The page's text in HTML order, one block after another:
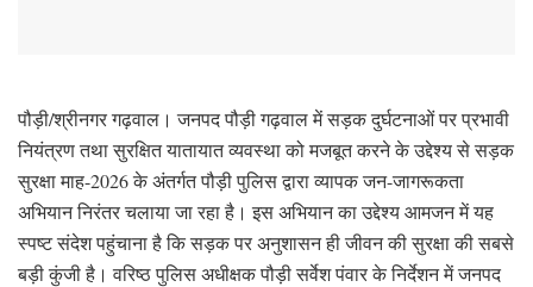
पौड़ी/श्रीनगर गढ़वाल। जनपद पौड़ी गढ़वाल में सड़क दुर्घटनाओं पर प्रभावी
नियंत्रण तथा सुरक्षित यातायात व्यवस्था को मजबूत करने के उद्देश्य से सड़क
सुरक्षा माह-2026 के अंतर्गत पौड़ी पुलिस द्वारा व्यापक जन-जागरूकता
अभियान निरंतर चलाया जा रहा है। इस अभियान का उद्देश्य आमजन में यह
स्पष्ट संदेश पहुंचाना है कि सड़क पर अनुशासन ही जीवन की सुरक्षा की सबसे
बड़ी कुंजी है। वरिष्ठ पुलिस अधीक्षक पौड़ी सर्वेश पंवार के निर्देशन में जनपद